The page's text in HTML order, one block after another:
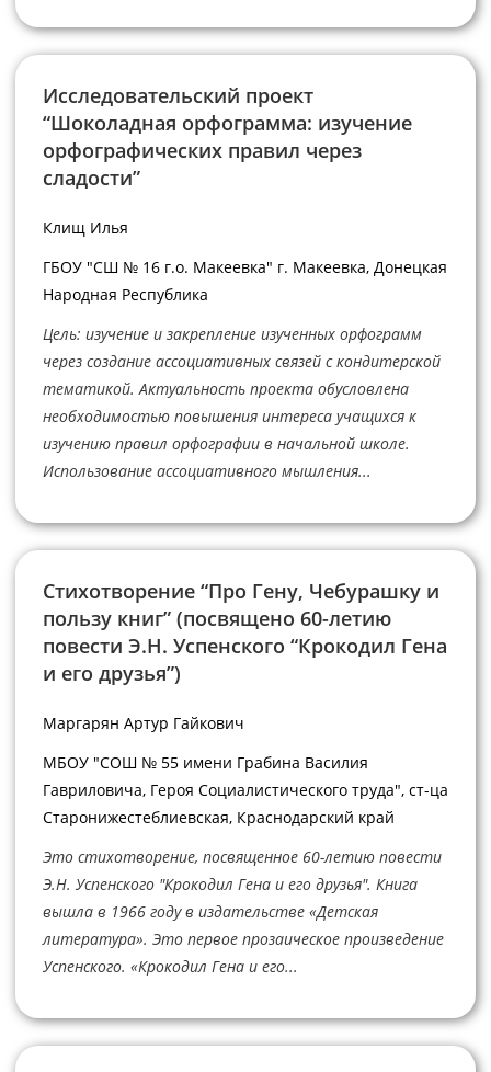
Исследовательский проект
“Шоколадная орфограмма: изучение
орфографических правил через
сладости”
Клищ Илья
ГБОУ "СШ № 16 г.о. Макеевка" г. Макеевка, Донецкая
Народная Республика
Цель: изучение и закрепление изученных орфограмм
через создание ассоциативных связей с кондитерской
тематикой. Актуальность проекта обусловлена
необходимостью повышения интереса учащихся к
изучению правил орфографии в начальной школе.
Использование ассоциативного мышления...
Стихотворение “Про Гену, Чебурашку и
пользу книг” (посвящено 60-летию
повести Э.Н. Успенского “Крокодил Гена
и его друзья”)
Маргарян Артур Гайкович
МБОУ "СОШ № 55 имени Грабина Василия
Гавриловича, Героя Социалистического труда", ст-ца
Старонижестеблиевская, Краснодарский край
Это стихотворение, посвященное 60-летию повести
Э.Н. Успенского "Крокодил Гена и его друзья". Книга
вышла в 1966 году в издательстве «Детская
литература». Это первое прозаическое произведение
Успенского. «Крокодил Гена и его...